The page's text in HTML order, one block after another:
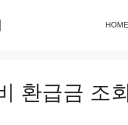
HOME
환급금 조